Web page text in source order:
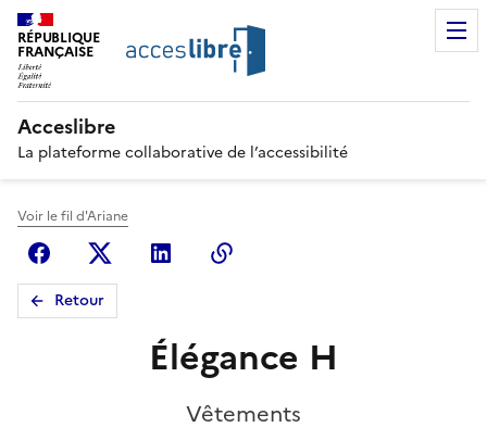
RÉPUBLIQUE
FRANÇAISE
Acceslibre
La plateforme collaborative de l’accessibilité
Voir le fil d'Ariane
FacebookX (anciennement Twitter)
Linkedin
Retour
Élégance H
Vêtements